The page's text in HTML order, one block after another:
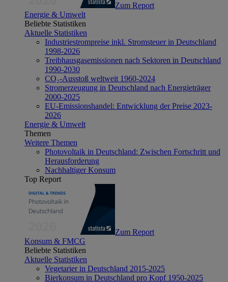
Zum Report
Energie & Umwelt
Beliebte Statistiken
Aktuelle Statistiken
Industriestrompreise inkl. Stromsteuer in Deutschland
1998-2026
Treibhausgasemissionen nach Sektoren in Deutschland
1990-2030
CO₂-Ausstoß weltweit 1960-2024
Stromerzeugung in Deutschland nach Energieträger
2000-2025
EU-Emissionshandel: Entwicklung der Preise 2023-
2026
Energie & Umwelt
Themen
Weitere Themen
Photovoltaik in Deutschland: Zwischen Fortschritt und
Herausforderung
Nachhaltiger Konsum
Top Report
Zum Report
Konsum & FMCG
Beliebte Statistiken
Aktuelle Statistiken
Vegetarier in Deutschland 2015-2025
Bierkonsum in Deutschland pro Kopf 1950-2025